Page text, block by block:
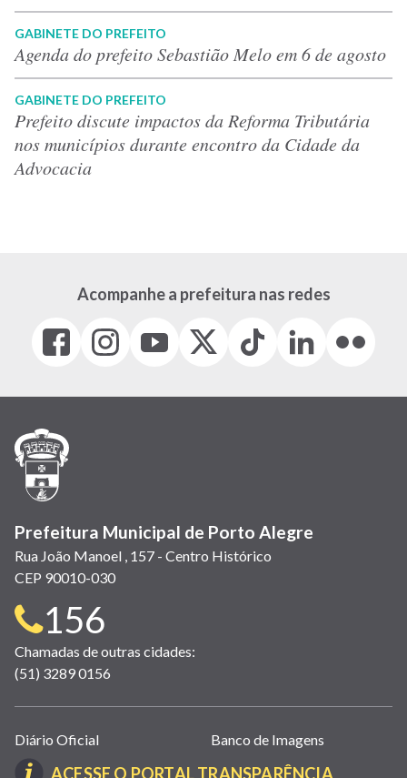
GABINETE DO PREFEITO
Agenda do prefeito Sebastião Melo em 6 de agosto
GABINETE DO PREFEITO
Prefeito discute impactos da Reforma Tributária
nos municípios durante encontro da Cidade da
Advocacia
Acompanhe a prefeitura nas redes
Facebook
(link
em
janela)
Instagram
(link
em
(link
em
(Antigo
(link
Tiktok
(link
em
LinkedIn
(link
em
(link
em
Prefeitura Municipal de Porto Alegre
Rua João Manoel , 157 - Centro Histórico
CEP 90010-030
Telefone
para
contato:
156
Chamadas de outras cidades:
(51) 3289 0156
Links
úteis
Diário Oficial Banco de Imagens
ACESSE O PORTAL TRANSPARÊNCIA(LINK